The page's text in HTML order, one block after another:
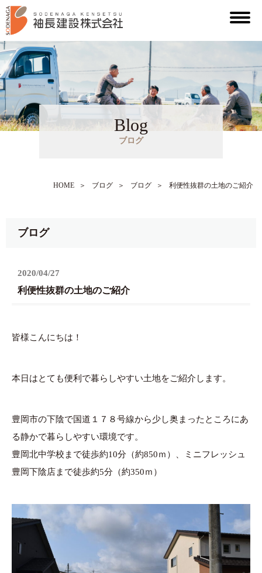
Blog
ブログ
HOME ＞ ブログ ＞ ブログ ＞ 利便性抜群の土地のご紹介
ブログ
2020/04/27
利便性抜群の土地のご紹介
皆様こんにちは！
本日はとても便利で暮らしやすい土地をご紹介します。
豊岡市の下陰で国道１７８号線から少し奥まったところにあ
る静かで暮らしやすい環境です。
豊岡北中学校まで徒歩約10分（約850ｍ）、ミニフレッシュ
豊岡下陰店まで徒歩約5分（約350ｍ）